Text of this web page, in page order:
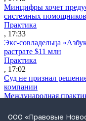
Минцифры хочет
системных
Практика
, 17:33
Экс-совладельца
растрате $11 млн
Практика
, 17:02
Суд не признал
компании
Международная
Дроны могут начать
ООО «Правовые